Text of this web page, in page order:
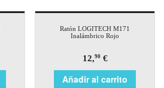
Ratón LOGITECH M171
Inalámbrico Rojo
12,90€
Añadir al carrito